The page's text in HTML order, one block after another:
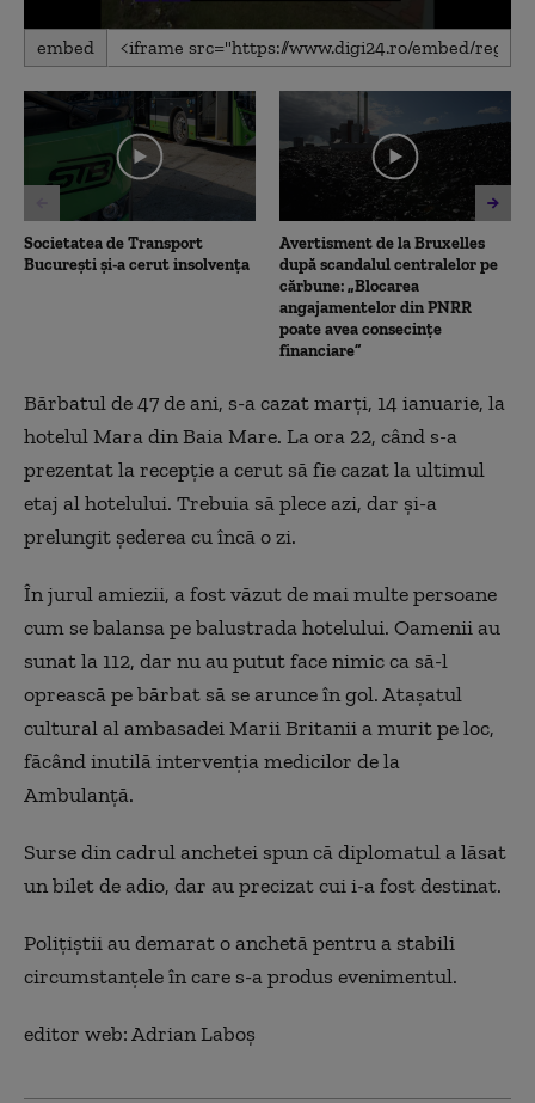
0
seconds
1
minute,
15
seconds
embed
Societatea de Transport
București și-a cerut insolvența
Avertisment de la Bruxelles
după scandalul centralelor pe
cărbune: „Blocarea
angajamentelor din PNRR
poate avea consecințe
financiare”
Bărbatul de 47 de ani, s-a cazat marţi, 14 ianuarie, la
hotelul Mara din Baia Mare. La ora 22, când s-a
prezentat la recepţie a cerut să fie cazat la ultimul
etaj al hotelului. Trebuia să plece azi, dar şi-a
prelungit şederea cu încă o zi.
În jurul amiezii, a fost văzut de mai multe persoane
cum se balansa pe balustrada hotelului. Oamenii au
sunat la 112, dar nu au putut face nimic ca să-l
oprească pe bărbat să se arunce în gol. Ataşatul
cultural al ambasadei Marii Britanii a murit pe loc,
făcând inutilă intervenţia medicilor de la
Ambulanţă.
Surse din cadrul anchetei spun că diplomatul a lăsat
un bilet de adio, dar au precizat cui i-a fost destinat.
Poliţiştii au demarat o anchetă pentru a stabili
circumstanţele în care s-a produs evenimentul.
editor web: Adrian Laboş